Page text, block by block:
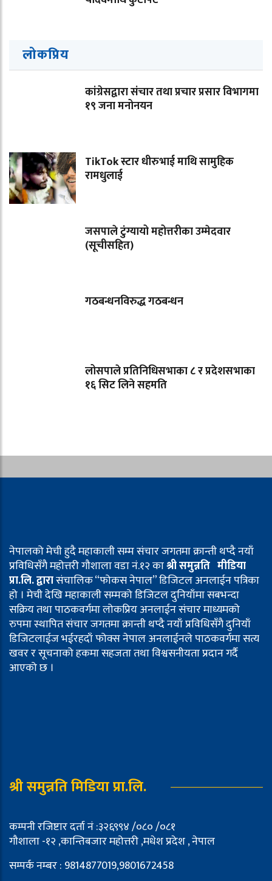
लोकप्रिय
कांग्रेसद्वारा संचार तथा प्रचार प्रसार विभागमा
१९ जना मनोनयन
TikTok स्टार धीरुभाई माथि सामुहिक
रामधुलाई
जसपाले टुंग्यायो महोत्तरीका उम्मेदवार
(सूचीसहित)
गठबन्धनविरुद्ध गठबन्धन
लोसपाले प्रतिनिधिसभाका ८ र प्रदेशसभाका
१६ सिट लिने सहमति
नेपालको मेची हुदै महाकाली सम्म संचार जगतमा क्रान्ती थप्दै नयाँ
प्रविधिसँगै महोत्तरी गौशाला वडा नं.१२ काश्री समुन्नति मीडिया
प्रा.लि. द्वारासंचालिक “फोकस नेपाल” डिजिटल अनलाईन पत्रिका
हो । मेची देखि महाकाली सम्मको डिजिटल दुनियाँमा सबभन्दा
सक्रिय तथा पाठकवर्गमा लोकप्रिय अनलाईन संचार माध्यमको
रुपमा स्थापित संचार जगतमा क्रान्ती थप्दै नयाँ प्रविधिसँगै दुनियाँ
डिजिटलाईज भईरहदाँ फोक्स नेपाल अनलाईनले पाठकवर्गमा सत्य
खवर र सूचनाको हकमा सहजता तथा विश्वसनीयता प्रदान गर्दै
आएको छ ।
श्री समुन्नति मिडिया प्रा.लि.
कम्पनी रजिष्टार दर्ता नं :३२६९९४ /०८० /०८१
गौशाला -१२ ,कान्तिबजार महोत्तरी ,मधेश प्रदेश , नेपाल
सम्पर्क नम्बर : 9814877019,9801672458